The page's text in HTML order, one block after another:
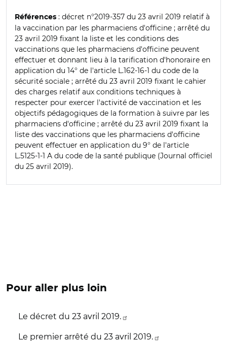
Références : décret n°2019-357 du 23 avril 2019 relatif à
la vaccination par les pharmaciens d'officine ; arrêté du
23 avril 2019 fixant la liste et les conditions des
vaccinations que les pharmaciens d'officine peuvent
effectuer et donnant lieu à la tarification d'honoraire en
application du 14° de l'article L.162-16-1 du code de la
sécurité sociale ; arrêté du 23 avril 2019 fixant le cahier
des charges relatif aux conditions techniques à
respecter pour exercer l'activité de vaccination et les
objectifs pédagogiques de la formation à suivre par les
pharmaciens d'officine ; arrêté du 23 avril 2019 fixant la
liste des vaccinations que les pharmaciens d'officine
peuvent effectuer en application du 9° de l'article
L.5125-1-1 A du code de la santé publique (Journal officiel
du 25 avril 2019).
Pour aller plus loin
Le décret du 23 avril 2019.
Le premier arrêté du 23 avril 2019.